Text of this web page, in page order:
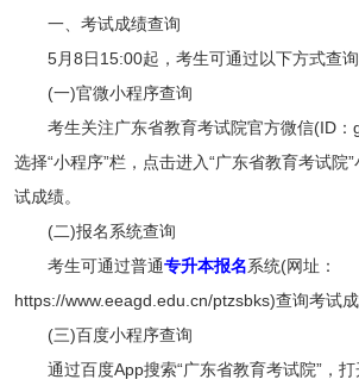
一、考试成绩查询
5月8日15:00起，考生可通过以下方式查询
(一)官微小程序查询
考生关注广东省教育考试院官方微信(ID：
选择“小程序”栏，点击进入“广东省教育考试院
试成绩。
(二)报名系统查询
考生可通过普通专升本报名系统(网址：
https://www.eeagd.edu.cn/ptzsbks)查询考试成
(三)百度小程序查询
通过百度App搜索“广东省教育考试院”，打